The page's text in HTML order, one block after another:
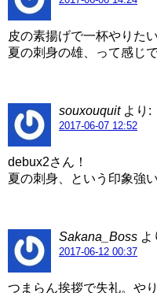
皮の素揚げで一杯やりた
夏の刺身の雄、って感じ
souxouquit より:
2017-06-07 12:52
debux2さん！
夏の刺身、という印象強
Sakana_Boss よ
2017-06-12 00:37
つまらん挨拶で失礼。やり